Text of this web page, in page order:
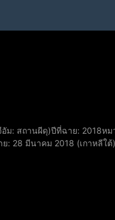
28 มีนาคม 2018 (เกาหลีใต้